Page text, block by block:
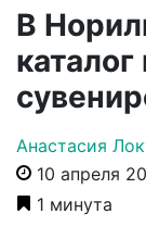
В
Анастасия
10 апреля
1 минута